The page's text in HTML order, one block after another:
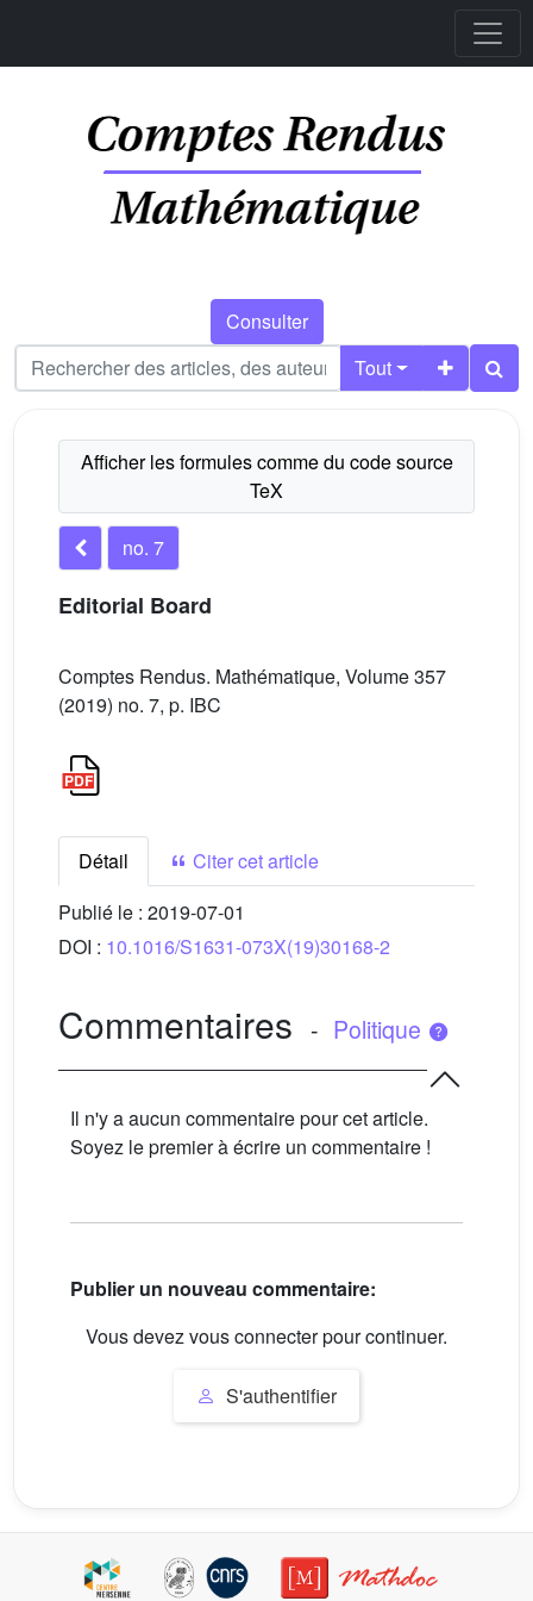
Consulter
Tout
no. 7
Editorial Board
Comptes Rendus. Mathématique, Volume 357
(2019) no. 7, p. IBC
Détail
Citer cet article
Publié le : 2019-07-01
DOI : 10.1016/S1631-073X(19)30168-2
Commentaires - Politique
Il n'y a aucun commentaire pour cet article.
Soyez le premier à écrire un commentaire !
Publier un nouveau commentaire:
Vous devez vous connecter pour continuer.
S'authentifier